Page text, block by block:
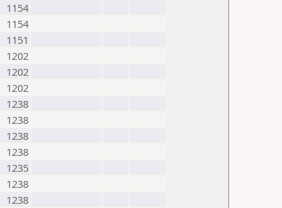
1154
1154
1151
1202
1202
1202
1238
1238
1238
1238
1235
1238
1238